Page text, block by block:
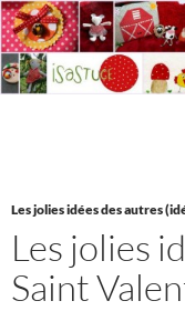
Aller
au
contenu
Les jolies idées des autres
Les jolies
Saint